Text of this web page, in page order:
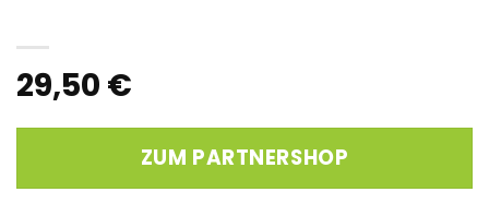
29,50 €
ZUM PARTNERSHOP